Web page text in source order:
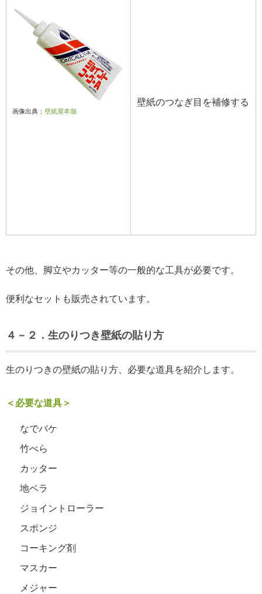
画像出典： 壁紙屋本舗
壁紙のつなぎ目を補修する
その他、脚立やカッター等の一般的な工具が必要です。
便利なセットも販売されています。
４－２．生のりつき壁紙の貼り方
生のりつきの壁紙の貼り方、必要な道具を紹介します。
＜必要な道具＞
なでバケ
竹べら
カッター
地ベラ
ジョイントローラー
スポンジ
コーキング剤
マスカー
メジャー